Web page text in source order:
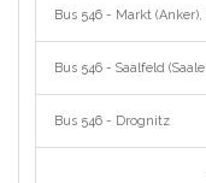
Bus 546 - Markt (Anker),
Bus 546 - Saalfeld
Bus 546 - Drognitz